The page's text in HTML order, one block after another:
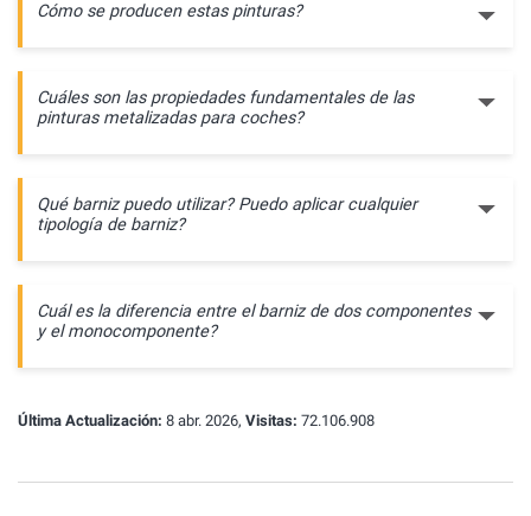
Cómo se producen estas pinturas?
Cuáles son las propiedades fundamentales de las
pinturas metalizadas para coches?
Qué barniz puedo utilizar? Puedo aplicar cualquier
tipología de barniz?
Cuál es la diferencia entre el barniz de dos componentes
y el monocomponente?
Última Actualización: 8 abr. 2026, Visitas: 72.106.908